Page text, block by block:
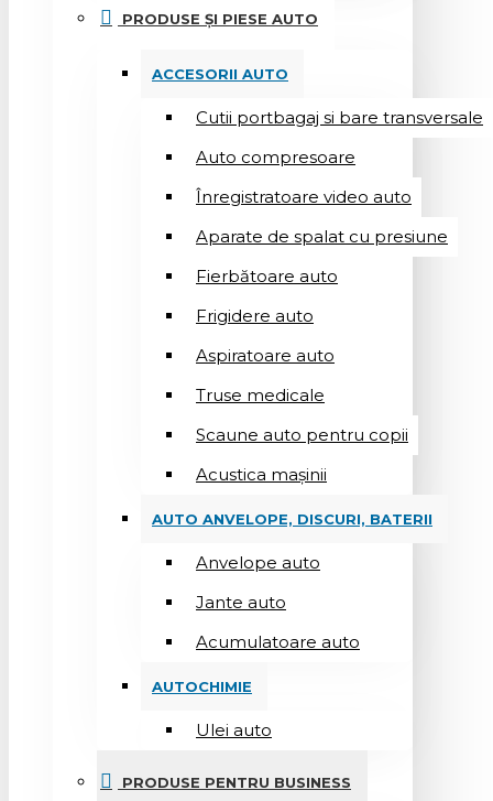
PRODUSE ȘI PIESE AUTO
ACCESORII AUTO
Cutii portbagaj si bare transversale
Auto compresoare
Înregistratoare video auto
Aparate de spalat cu presiune
Fierbătoare auto
Frigidere auto
Aspiratoare auto
Truse medicale
Scaune auto pentru copii
Acustica mașinii
AUTO ANVELOPE, DISCURI, BATERII
Anvelope auto
Jante auto
Acumulatoare auto
AUTOCHIMIE
Ulei auto
PRODUSE PENTRU BUSINESS